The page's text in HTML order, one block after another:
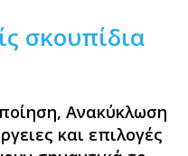
σκουπίδια
Aνακύκλωση
και επιλογές